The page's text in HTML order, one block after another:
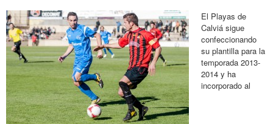
El Playas de
Calviá sigue
confeccionando
su plantilla para la
temporada 2013-
2014 y ha
incorporado al